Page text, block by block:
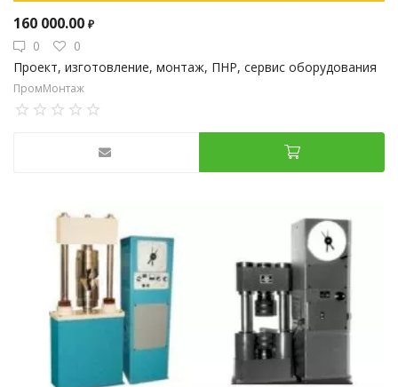
160 000.00 ₽
0
0
Проект, изготовление, монтаж, ПНР, сервис оборудования
ПромМонтаж